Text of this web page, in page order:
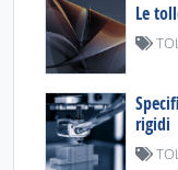
Le
rigidi